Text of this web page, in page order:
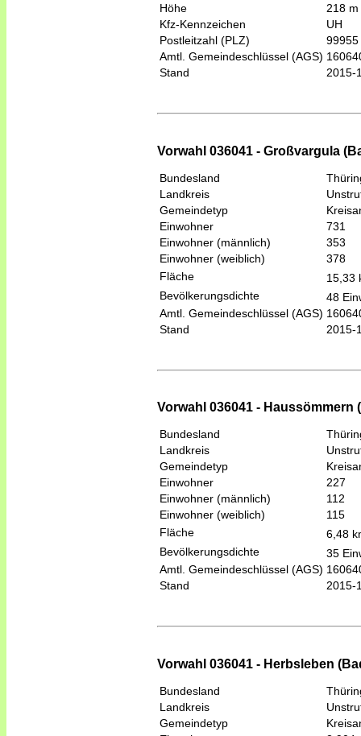
Höhe
218 m
Kfz-Kennzeichen
UH
Postleitzahl (PLZ)
99955
Amtl. Gemeindeschlüssel (AGS)
Stand
2015-
Vorwahl 036041 - Großvargula
Bundesland
Landkreis
Gemeindetyp
Einwohner
731
Einwohner (männlich)
353
Einwohner (weiblich)
378
Fläche
15,33
Bevölkerungsdichte
48
Amtl. Gemeindeschlüssel (AGS)
Stand
2015-
Vorwahl 036041 - Haussömmern
Bundesland
Landkreis
Gemeindetyp
Einwohner
227
Einwohner (männlich)
112
Einwohner (weiblich)
115
Fläche
6,48
Bevölkerungsdichte
35
Amtl. Gemeindeschlüssel (AGS)
Stand
2015-
Vorwahl 036041 - Herbsleben
Bundesland
Landkreis
Gemeindetyp